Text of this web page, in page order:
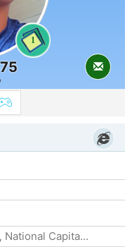
1
, National Capita...